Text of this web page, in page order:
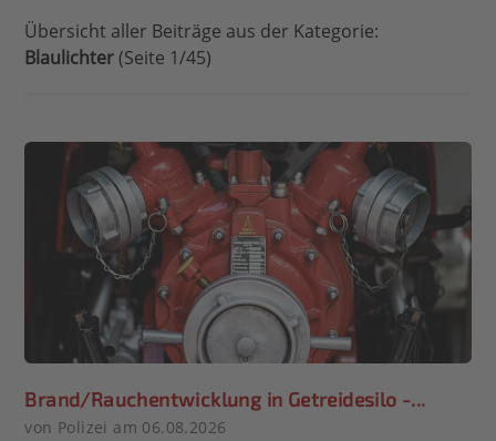
Übersicht aller Beiträge aus der Kategorie:
Blaulichter(Seite 1/45)
Brand/Rauchentwicklung in Getreidesilo -...
von Polizei am 06.08.2026